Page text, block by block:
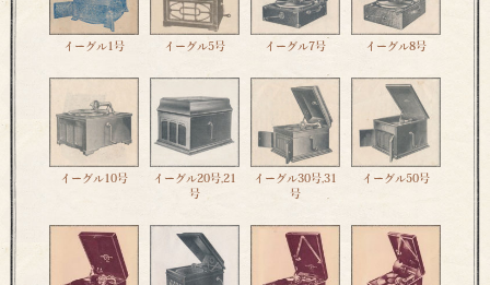
イーグル1号 イーグル5号 イーグル7号 イーグル8号
イーグル10号
イーグル20号,21
号
イーグル30号,31
号
イーグル50号